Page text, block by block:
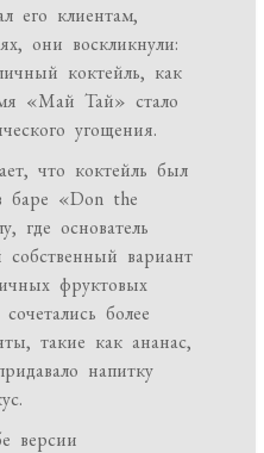
его клиентам,
они воскликнули:
коктейль, как
«Май Тай» стало
угощения.
что коктейль был
баре «Don the
где основатель
вариант
фруктовых
более
такие как ананас,
напитку
версии